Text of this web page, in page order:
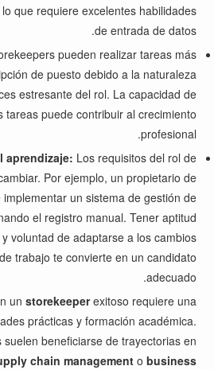
que requiere excelentes habilidades
de entrada de datos.
pueden realizar tareas más
de puesto debido a la naturaleza
estresante del rol. La capacidad de
tareas puede contribuir al crecimiento
profesional.
aprendizaje: Los requisitos del rol de
Por ejemplo, un propietario de
un sistema de gestión de
el registro manual. Tener aptitud
voluntad de adaptarse a los cambios
trabajo te convierte en un candidato
adecuado.
un storekeeperexitoso requiere una
prácticas y formación académica.
suelen beneficiarse de trayectorias en
chain managemento business